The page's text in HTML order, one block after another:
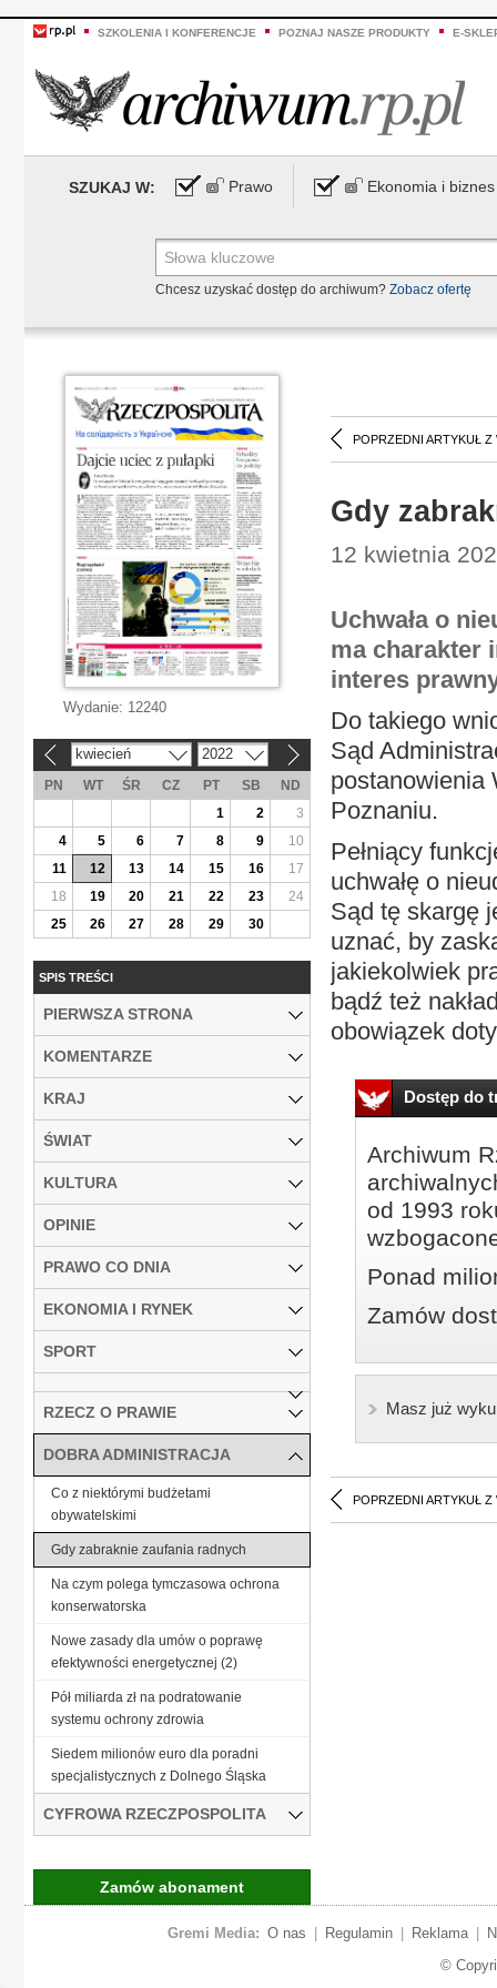
SZKOLENIA I KONFERENCJE POZNAJ NASZE PRODUKTY E-
SZUKAJ W: Prawo Ekonomia i biznes
Chcesz uzyskać dostęp do archiwum? Zobacz ofertę
POPRZEDNI ARTYKUŁ Z
Gdy
12 kwietnia
Uchwała o
ma charakter
interes
Do takiego
Sąd
postanowienia
Poznaniu.
Pełniący
uchwałę o
Sąd tę skargę
uznać, by
jakiekolwiek
bądź też
obowiązek
Dostęp do
Archiwum
od 1993
Ponad
Zamów
Masz już
POPRZEDNI ARTYKUŁ Z
Wydanie: 12240
kwiecień 2022
PN WT ŚR CZ PT SB
ND
1
2
3
4
5 6 7 8 9
10
11
12 13 14 15 16
17
18
19 20 21 22 23
24
25
26 27 28 29 30
SPIS TREŚCI
PIERWSZA STRONA
KOMENTARZE
KRAJ
ŚWIAT
KULTURA
OPINIE
PRAWO CO DNIA
EKONOMIA I RYNEK
SPORT
RZECZ O PRAWIE
DOBRA ADMINISTRACJA
Co z niektórymi budżetami
obywatelskimi
Gdy zabraknie zaufania radnych
Na czym polega tymczasowa ochrona
konserwatorska
Nowe zasady dla umów o poprawę
efektywności energetycznej (2)
Pół miliarda zł na podratowanie
systemu ochrony zdrowia
Siedem milionów euro dla poradni
specjalistycznych z Dolnego Śląska
CYFROWA RZECZPOSPOLITA
Zamów abonament
Gremi Media: O nas Regulamin Reklama
©